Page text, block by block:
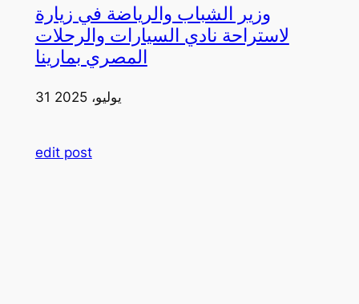
وزير الشباب والرياضة في زيارة
لاستراحة نادي السيارات والرحلات
المصري بمارينا
31 يوليو، 2025
edit post